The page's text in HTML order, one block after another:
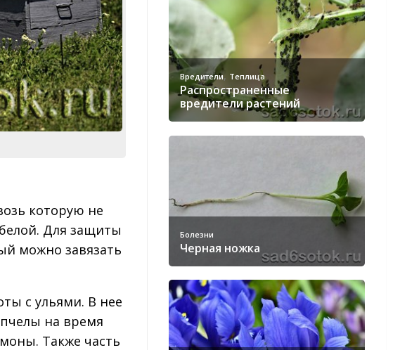
которую не
Для защиты
можно завязать
с ульями. В нее
на время
Также часть
Вредители, Теплица
Распространенные
вредители растений
Болезни
Черная ножка